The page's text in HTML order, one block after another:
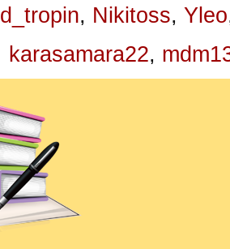
d_tropin, Nikitoss, Yleo
karasamara22,